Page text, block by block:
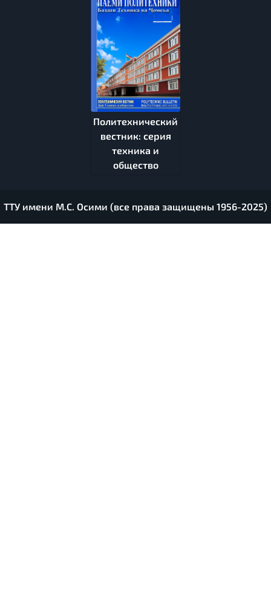
Политехнический
вестник: серия
техника и
общество
ТТУ имени М.С. Осими (все права защищены 1956-2025)